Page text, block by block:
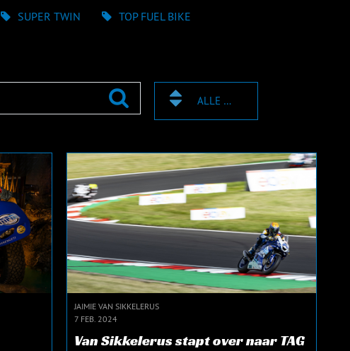
SUPER TWIN
TOP FUEL BIKE
ALLE TAGS
JAIMIE VAN SIKKELERUS
7 FEB. 2024
Van Sikkelerus stapt over naar TAG